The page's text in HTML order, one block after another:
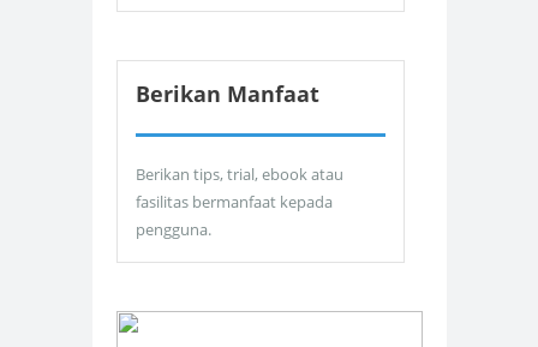
Berikan Manfaat
Berikan tips, trial, ebook atau
fasilitas bermanfaat kepada
pengguna.